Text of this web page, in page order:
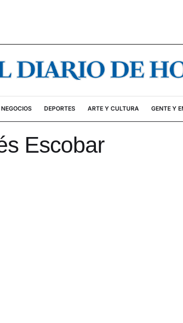
NEGOCIOS DEPORTES ARTE Y CULTURA GENTE Y
Escobar